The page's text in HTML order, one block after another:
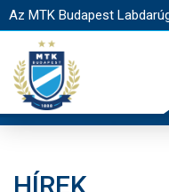
Az MTK Budapest
HÍREK